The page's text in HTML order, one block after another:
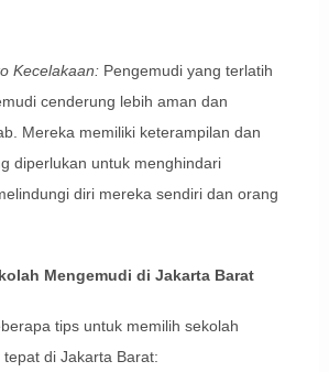
Kecelakaan:Pengemudi yang terlatih
cenderung lebih aman dan
Mereka memiliki keterampilan dan
diperlukan untuk menghindari
diri mereka sendiri dan orang
Mengemudi di Jakarta Barat
tips untuk memilih sekolah
di Jakarta Barat: